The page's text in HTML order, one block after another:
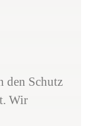
den Schutz
Wir